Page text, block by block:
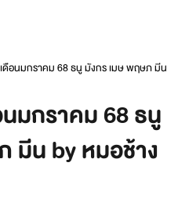
ดือนมกราคม 68 ธนู มังกร เมษ พฤษภ มีน
มกราคม 68 ธนู
มีน by หมอช้าง